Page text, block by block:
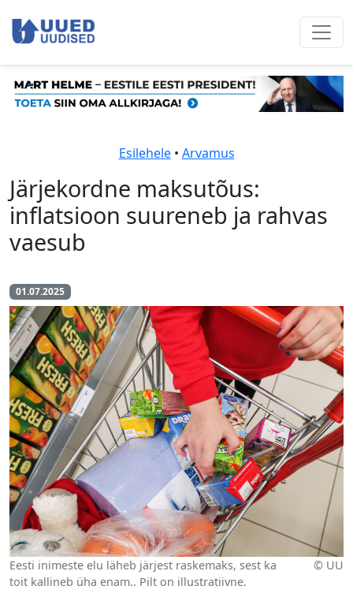
Esilehele• Arvamus
Järjekordne maksutõus:
inflatsioon suureneb ja rahvas
vaesub
01.07.2025
Eesti inimeste elu läheb järjest raskemaks, sest ka
toit kallineb üha enam.. Pilt on illustratiivne.
© UU